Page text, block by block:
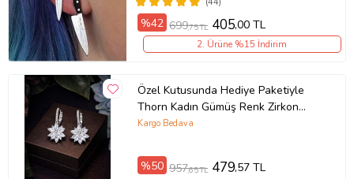
%42 699,75 TL 405,00 TL
2. Ürüne %15 İndirim
Özel Kutusunda Hediye Paketiyle
Thorn Kadın Gümüş Renk Zirkon
Taşlı Abiye Düğün Nişan Söz Parti
Kargo Bedava
%50 957,65 TL 479,57 TL